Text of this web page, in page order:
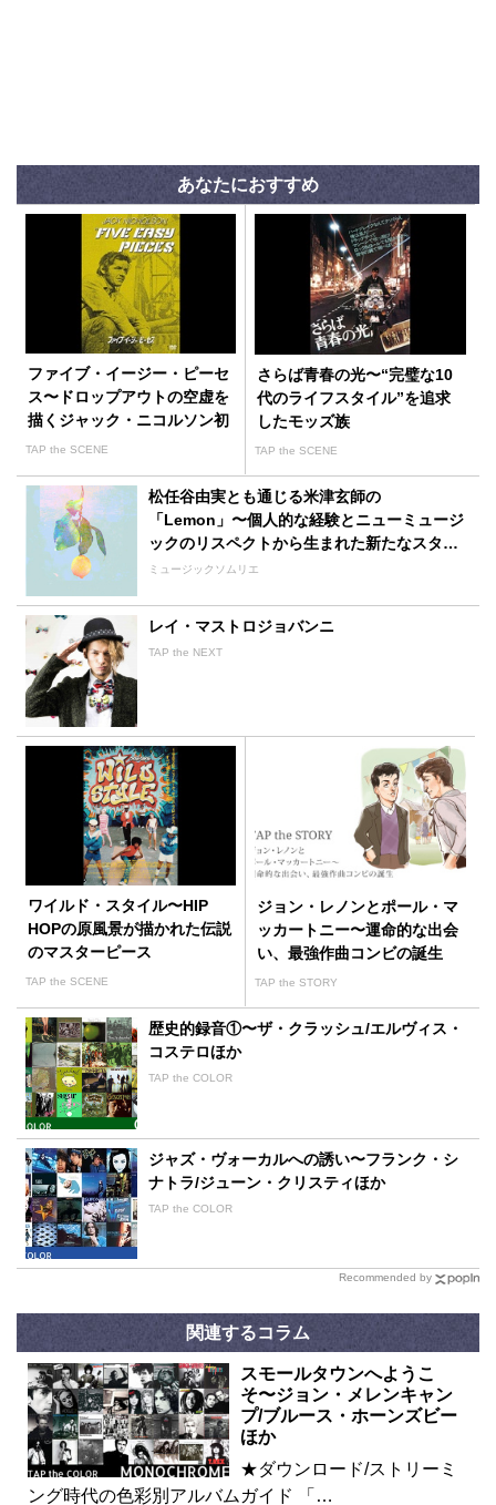
あなたにおすすめ
ファイブ・イージー・ピーセ
ス〜ドロップアウトの空虚を
描くジャック・ニコルソン初
主演作
TAP the SCENE
さらば青春の光〜“完璧な10
代のライフスタイル”を追求
したモッズ族
TAP the SCENE
松任谷由実とも通じる米津玄師の
「Lemon」〜個人的な経験とニューミュージ
ックのリスペクトから生まれた新たなスタン
ダード〜
ミュージックソムリエ
レイ・マストロジョバンニ
TAP the NEXT
ワイルド・スタイル〜HIP
HOPの原風景が描かれた伝説
のマスターピース
TAP the SCENE
ジョン・レノンとポール・マ
ッカートニー〜運命的な出会
い、最強作曲コンビの誕生
TAP the STORY
歴史的録音①〜ザ・クラッシュ/エルヴィス・
コステロほか
TAP the COLOR
ジャズ・ヴォーカルへの誘い〜フランク・シ
ナトラ/ジューン・クリスティほか
TAP the COLOR
Recommended by
関連するコラム
スモールタウンへようこ
そ〜ジョン・メレンキャン
プ/ブルース・ホーンズビー
ほか
★ダウンロード/ストリーミ
ング時代の色彩別アルバムガイド 「…